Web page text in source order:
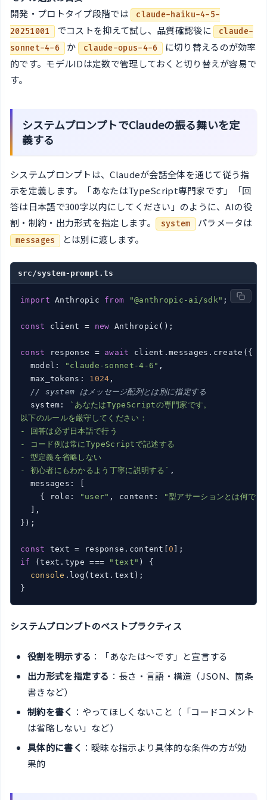
開発・プロトタイプ段階では
claude-haiku-4-5-
20251001
でコストを抑えて試し、品質確認後に
claude-
sonnet-4-6
か claude-opus-4-6
に切り替えるのが効率
的です。モデルIDは定数で管理しておくと切り替えが容易で
す。
システムプロンプトでClaudeの振る舞いを定
義する
システムプロンプトは、Claudeが会話全体を通じて従う指
示を定義します。「あなたはTypeScript専門家です」「回
答は日本語で300字以内にしてください」のように、AIの役
割・制約・出力形式を指定します。
system パラメータは
messages とは別に渡します。
src/system-prompt.ts
import Anthropic from "@anthropic-ai/sdk" ;
const client = new Anthropic();
const response = await
client.messages.create({
  model:
"claude-sonnet-4-6" ,
  max_tokens:
1024 ,
// system はメッセージ配列とは別に指定する
  system:
`あなたはTypeScriptの専門家です。
以下のルールを厳守してください：
- 回答は必ず日本語で行う
- コード例は常にTypeScriptで記述する
- 型定義を省略しない
- 初心者にもわかるよう丁寧に説明する` ,
  messages: [
    { role:
"user" , content:
"型アサーションとは何で
  ],
});
const text = response.content[0
if
(text.type === "text" ) {
console .log(text.text);
}
システムプロンプトのベストプラクティス
役割を明示する ：「あなたは〜です」と宣言する
出力形式を指定する ：長さ・言語・構造（JSON、箇条
書きなど）
制約を書く ：やってほしくないこと（「コードコメント
は省略しない」など）
具体的に書く ：曖昧な指示より具体的な条件の方が効
果的